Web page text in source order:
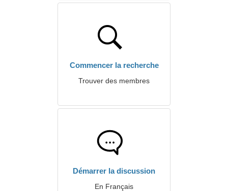
Commencer la recherche
Trouver des membres
Démarrer la discussion
En Français